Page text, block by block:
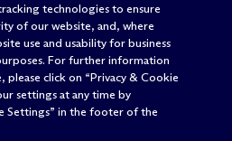
McDermott Will & Schulte
technologies to ensure
of our website, and, where
use and usability for business
For further information
please click on “Privacy & Cookie
settings at any time by
Settings” in the footer of the